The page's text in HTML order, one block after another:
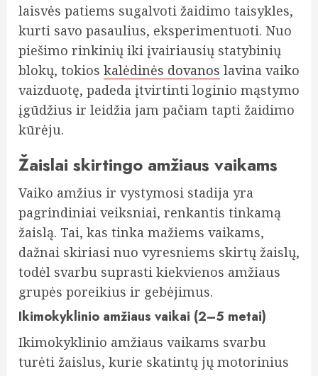
laisvės patiems sugalvoti žaidimo taisykles,
kurti savo pasaulius, eksperimentuoti. Nuo
piešimo rinkinių iki įvairiausių statybinių
blokų, tokios kalėdinės dovanos lavina vaiko
vaizduotę, padeda įtvirtinti loginio mąstymo
įgūdžius ir leidžia jam pačiam tapti žaidimo
kūrėju.
Žaislai skirtingo amžiaus vaikams
Vaiko amžius ir vystymosi stadija yra
pagrindiniai veiksniai, renkantis tinkamą
žaislą. Tai, kas tinka mažiems vaikams,
dažnai skiriasi nuo vyresniems skirtų žaislų,
todėl svarbu suprasti kiekvienos amžiaus
grupės poreikius ir gebėjimus.
Ikimokyklinio amžiaus vaikai (2–5 metai)
Ikimokyklinio amžiaus vaikams svarbu
turėti žaislus, kurie skatintų jų motorinius